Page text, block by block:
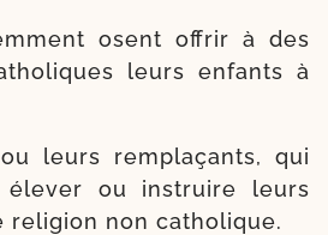
osent offrir à des
leurs enfants à
leurs rem­pla­çants, qui
éle­ver ou ins­truire leurs
reli­gion non catholique.